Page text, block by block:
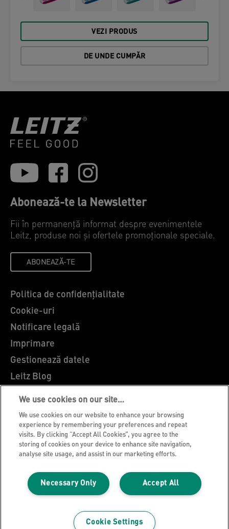
VEZI PRODUS
DE UNDE CUMPĂR
Abonează-te la Newsletter
Fii în permanență informat despre evenimentele
Leitz, produse noi și ofertele promoționale speciale.
ABONEAZĂ-TE
Politica de confidențialitate
Cookie-uri
Notificare legală
Imprimare
Gestionează datele
Leitz Blog
Cariere
Leitz EasyPrint
Asistență pentru clienți
Ghidul de reciclare al ambalajelor
Condiții de garanție
Declarații de conformitate
Harta site-ului
© 2026 ACCO Brands
We use cookies on our site…
We use cookies on our website to enhance your browsing
experience by remembering your preferences and repeat
visits. By clicking “Accept All Cookies”, you agree to the
storing of cookies on your device to enhance site navigation,
analyse site usage, and assist in our marketing efforts.
Accept All
Necessary Only
Cookie Settings